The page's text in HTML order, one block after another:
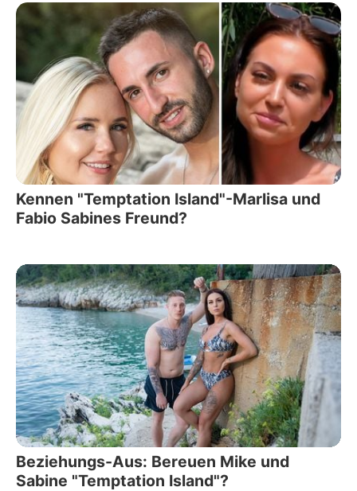
Kennen "Temptation Island"-Marlisa und
Fabio Sabines Freund?
Beziehungs-Aus: Bereuen Mike und
Sabine "Temptation Island"?